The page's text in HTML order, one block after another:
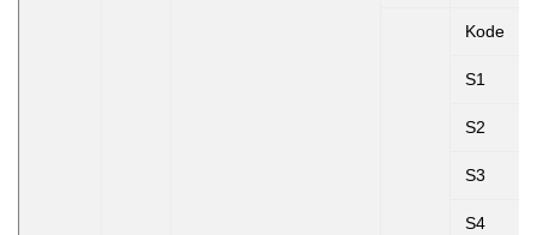
Kode
S1
S2
S3
S4